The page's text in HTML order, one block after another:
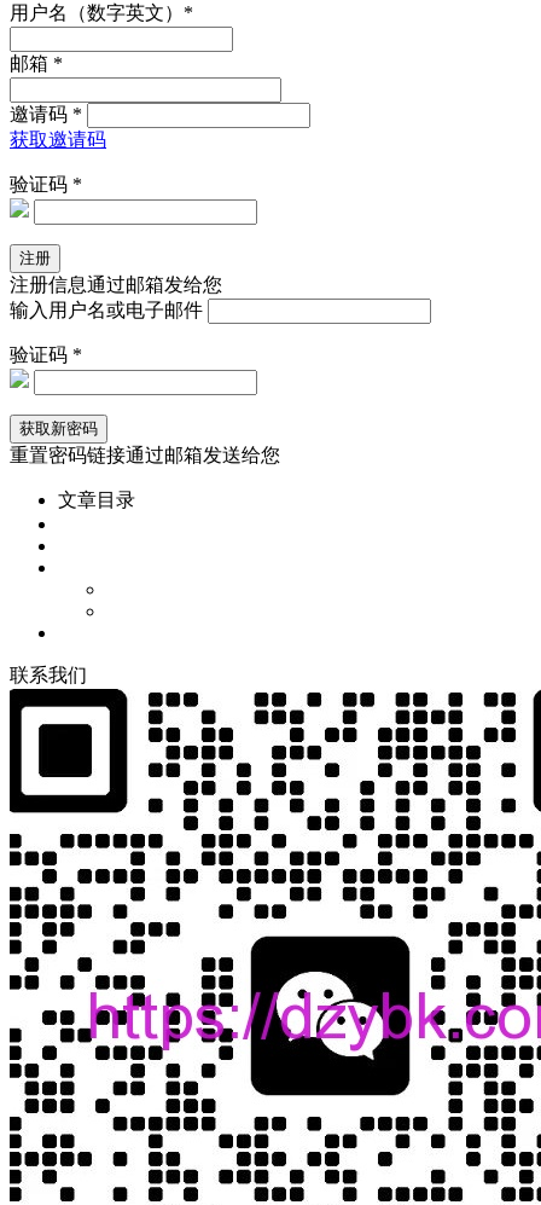
用户名（数字英文）*
邮箱 *
邀请码 *
获取邀请码
验证码 *
注册信息通过邮箱发给您
输入用户名或电子邮件
验证码 *
重置密码链接通过邮箱发送给您
文章目录
联系我们